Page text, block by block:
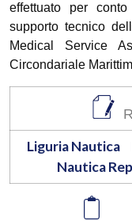
effettuato per
supporto tecnico
Medical Service
Circondariale
Liguria Nautica
Nautica